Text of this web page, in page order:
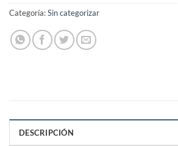
Categoría:Sin categorizar
DESCRIPCIÓN